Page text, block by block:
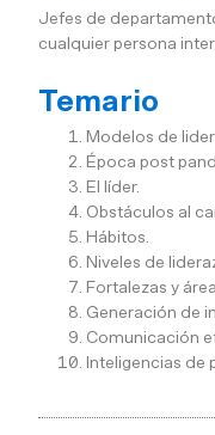
Jefes de
cualquier persona
Temario
Modelos de
Época post
El líder.
Obstáculos al
Hábitos.
Niveles de
Fortalezas y
Generación de
Comunicación
Inteligencias de